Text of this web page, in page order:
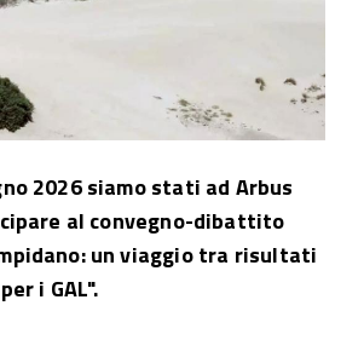
2026 siamo stati ad Arbus
al convegno-dibattito
un viaggio tra risultati
i GAL".